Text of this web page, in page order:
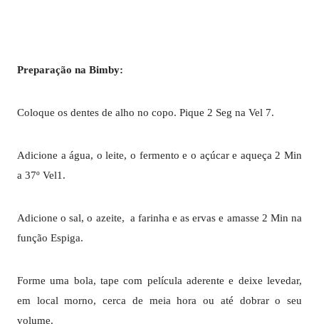
Preparação na Bimby:
Coloque os dentes de alho no copo. Pique 2 Seg na Vel 7.
Adicione a água, o leite, o fermento e o açúcar e aqueça 2 Min
a 37º Vel1.
Adicione o sal, o azeite, a farinha e as ervas e amasse 2 Min na
função Espiga.
Forme uma bola, tape com película aderente e deixe levedar,
em local morno, cerca de meia hora ou até dobrar o seu
volume.